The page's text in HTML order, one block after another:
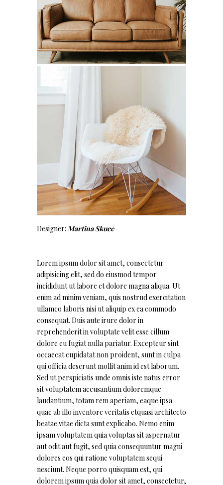
Designer: Martina Skuce
Lorem ipsum dolor sit amet, consectetur
adipisicing elit, sed do eiusmod tempor
incididunt ut labore et dolore magna aliqua. Ut
enim ad minim veniam, quis nostrud exercitation
ullamco laboris nisi ut aliquip ex ea commodo
consequat. Duis aute irure dolor in
reprehenderit in voluptate velit esse cillum
dolore eu fugiat nulla pariatur. Excepteur sint
occaecat cupidatat non proident, sunt in culpa
qui officia deserunt mollit anim id est laborum.
Sed ut perspiciatis unde omnis iste natus error
sit voluptatem accusantium doloremque
laudantium, totam rem aperiam, eaque ipsa
quae ab illo inventore veritatis etquasi architecto
beatae vitae dicta sunt explicabo. Nemo enim
ipsam voluptatem quia voluptas sit aspernatur
aut odit aut fugit, sed quia consequuntur magni
dolores eos qui ratione voluptatem sequi
nesciunt. Neque porro quisquam est, qui
dolorem ipsum quia dolor sit amet, consectetur,